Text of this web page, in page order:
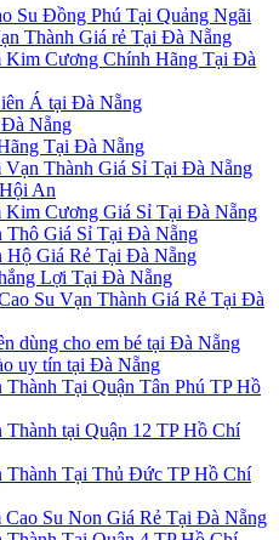
Su Đồng Phú Tại Quảng Ngãi
Thành Giá rẻ Tại Đà Nẵng
Kim Cương Chính Hãng Tại Đà
Á tại Đà Nẵng
Nẵng
Tại Đà Nẵng
Vạn Thành Giá Sỉ Tại Đà Nẵng
An
Kim Cương Giá Sỉ Tại Đà Nẵng
Giá Sỉ Tại Đà Nẵng
Hộ Giá Rẻ Tại Đà Nẵng
Lợi Tại Đà Nẵng
Su Vạn Thành Giá Rẻ Tại Đà
dùng cho em bé tại Đà Nẵng
uy tín tại Đà Nẵng
Tại Quận Tân Phú TP Hồ
tại Quận 12 TP Hồ Chí
Thành Tại Thủ Đức TP Hồ Chí
Su Non Giá Rẻ Tại Đà Nẵng